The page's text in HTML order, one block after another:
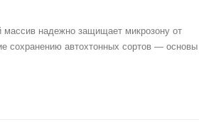
массив надежно защищает микрозону от
сохранению автохтонных сортов — основы